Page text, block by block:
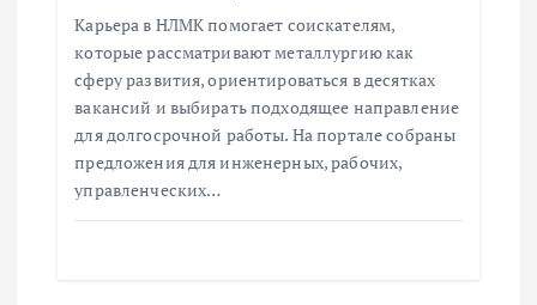
м
Карьера в НЛМК помогает соискателям,
которые рассматривают металлургию как
сферу развития, ориентироваться в десятках
вакансий и выбирать подходящее направление
для долгосрочной работы. На портале собраны
предложения для инженерных, рабочих,
управленческих…